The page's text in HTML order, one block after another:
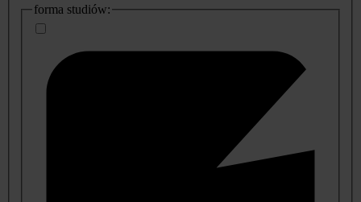
dodatkowe
informacje
forma studiów: